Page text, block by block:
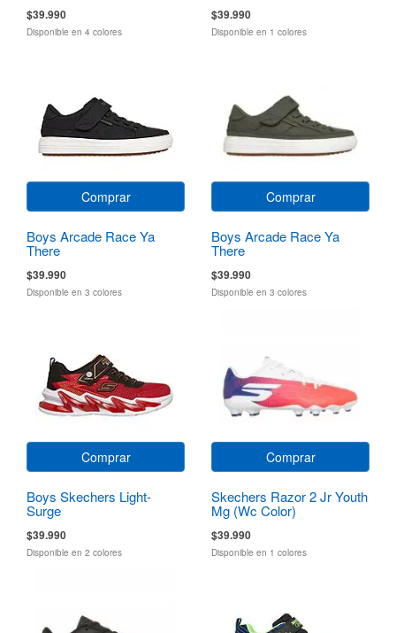
$39.990
Disponible en 4 colores
$39.990
Disponible en 1 colores
Comprar
Boys Arcade Race Ya
There
$39.990
Disponible en 3 colores
Comprar
Boys Arcade Race Ya
There
$39.990
Disponible en 3 colores
Comprar
Boys Skechers Light-
Surge
$39.990
Disponible en 2 colores
Comprar
Skechers Razor 2 Jr Youth
Mg (Wc Color)
$39.990
Disponible en 1 colores